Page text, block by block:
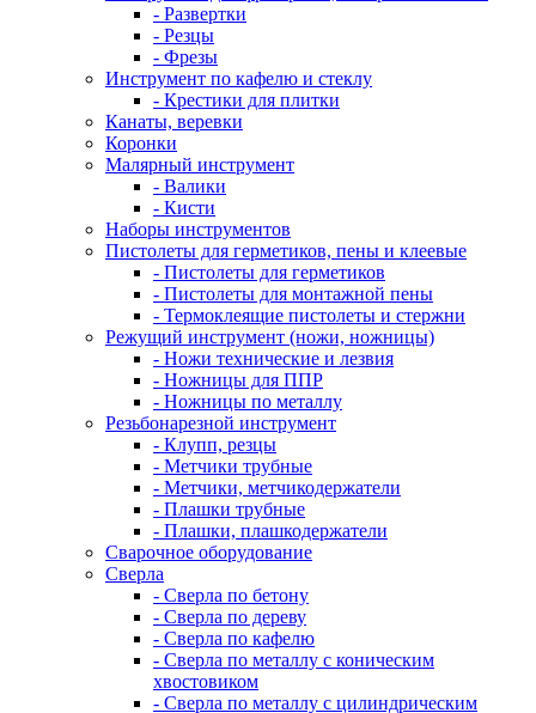
- Развертки
- Резцы
- Фрезы
Инструмент по кафелю и стеклу
- Крестики для плитки
Канаты, веревки
Коронки
Малярный инструмент
- Валики
- Кисти
Наборы инструментов
Пистолеты для герметиков, пены и клеевые
- Пистолеты для герметиков
- Пистолеты для монтажной пены
- Термоклеящие пистолеты и стержни
Режущий инструмент (ножи, ножницы)
- Ножи технические и лезвия
- Ножницы для ППР
- Ножницы по металлу
Резьбонарезной инструмент
- Клупп, резцы
- Метчики трубные
- Метчики, метчикодержатели
- Плашки трубные
- Плашки, плашкодержатели
Сварочное оборудование
Сверла
- Сверла по бетону
- Сверла по дереву
- Сверла по кафелю
- Сверла по металлу с коническим
хвостовиком
- Сверла по металлу с цилиндрическим